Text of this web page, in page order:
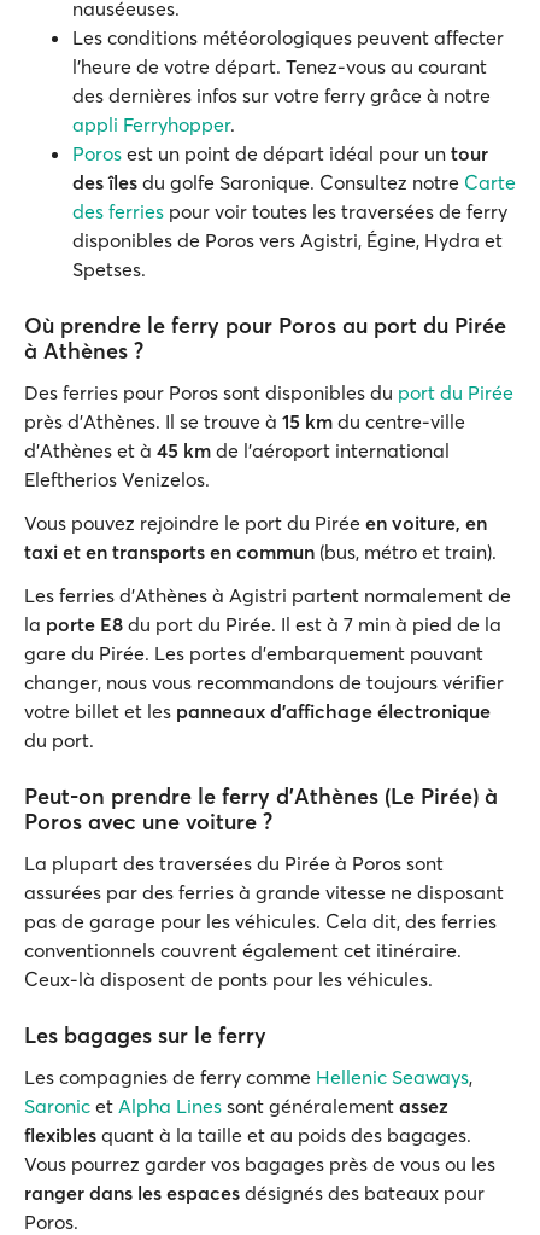
nauséeuses.
Les conditions météorologiques peuvent affecter
l'heure de votre départ. Tenez-vous au courant
des dernières infos sur votre ferry grâce à notre
appli Ferryhopper.
Poros est un point de départ idéal pour un tour
des îles du golfe Saronique. Consultez notre Carte
des ferries pour voir toutes les traversées de ferry
disponibles de Poros vers Agistri, Égine, Hydra et
Spetses.
Où prendre le ferry pour Poros au port du Pirée
à Athènes ?
Des ferries pour Poros sont disponibles du port du Pirée
près d'Athènes. Il se trouve à 15 km du centre-ville
d'Athènes et à 45 km de l'aéroport international
Eleftherios Venizelos.
Vous pouvez rejoindre le port du Pirée en voiture, en
taxi et en transports en commun (bus, métro et train).
Les ferries d'Athènes à Agistri partent normalement de
la porte E8 du port du Pirée. Il est à 7 min à pied de la
gare du Pirée. Les portes d'embarquement pouvant
changer, nous vous recommandons de toujours vérifier
votre billet et les panneaux d'affichage électronique
du port.
Peut-on prendre le ferry d'Athènes (Le Pirée) à
Poros avec une voiture ?
La plupart des traversées du Pirée à Poros sont
assurées par des ferries à grande vitesse ne disposant
pas de garage pour les véhicules. Cela dit, des ferries
conventionnels couvrent également cet itinéraire.
Ceux-là disposent de ponts pour les véhicules.
Les bagages sur le ferry
Les compagnies de ferry comme Hellenic Seaways,
Saronic et Alpha Lines sont généralement assez
flexibles quant à la taille et au poids des bagages.
Vous pourrez garder vos bagages près de vous ou les
ranger dans les espaces désignés des bateaux pour
Poros.